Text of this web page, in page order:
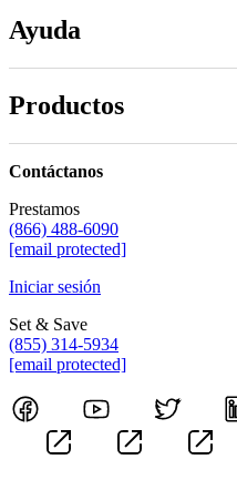
Ayuda
Productos
Contáctanos
Prestamos
(866) 488-6090
[email protected]
Iniciar sesión
Set & Save
(855) 314-5934
[email protected]